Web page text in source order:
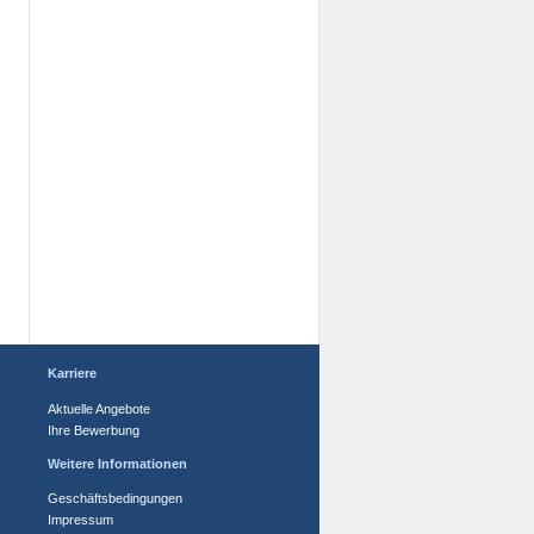
Karriere
Aktuelle Angebote
Ihre Bewerbung
Weitere Informationen
Geschäftsbedingungen
Impressum